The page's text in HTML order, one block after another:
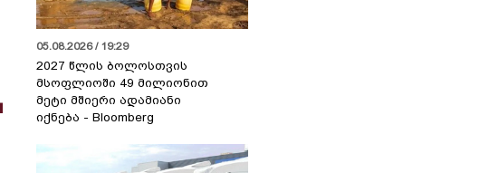
05.08.2026 / 19:29
2027 წლის ბოლოსთვის
მსოფლიოში 49 მილიონით
მეტი მშიერი ადამიანი
იქნება - Bloomberg